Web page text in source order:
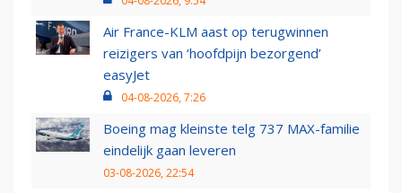
Air France-KLM aast op terugwinnen
reizigers van ‘hoofdpijn bezorgend’
easyJet
04-08-2026, 7:26
Boeing mag kleinste telg 737 MAX-familie
eindelijk gaan leveren
03-08-2026, 22:54